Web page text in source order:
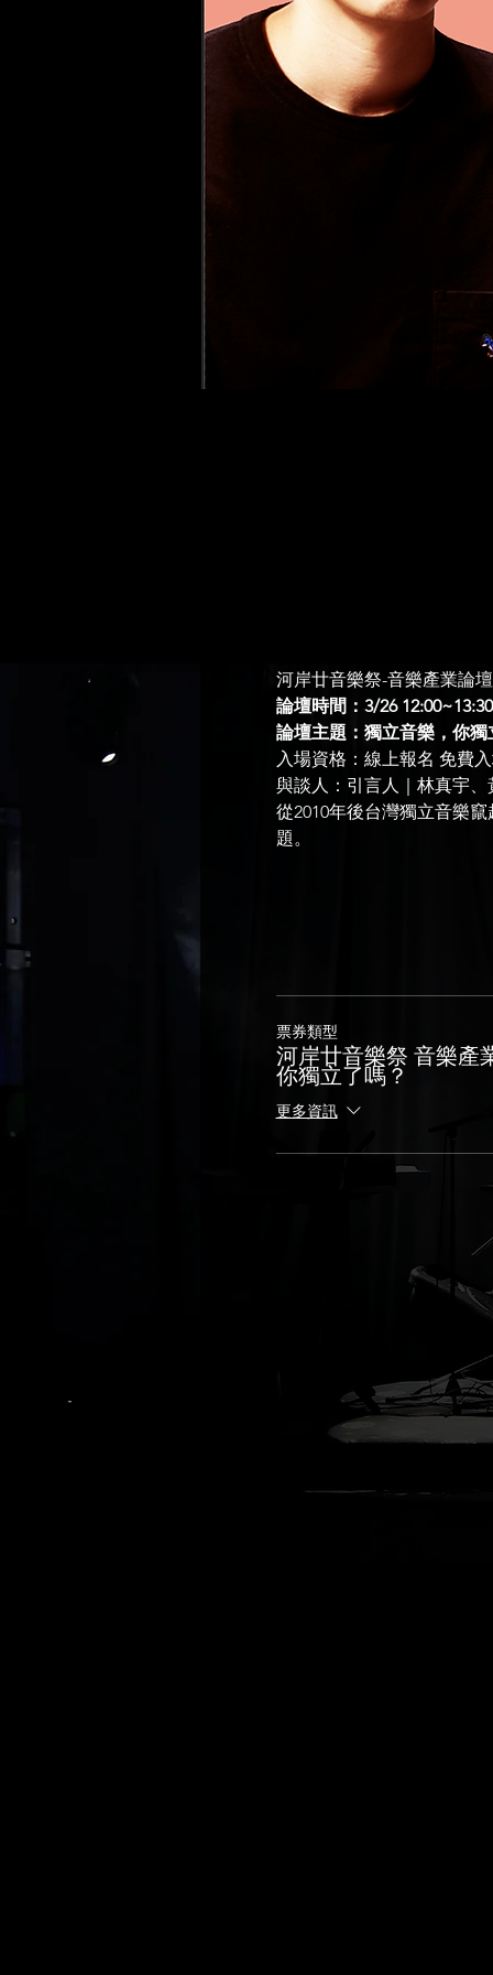
河岸廿音樂祭-音樂產業論
論壇時間：3/26
論壇主題：獨立音樂，你獨
入場資格：線上報名 免費
與談人：引言人｜林真宇
從2010年後台灣獨立音樂
題。
票券類型
河岸廿音樂祭 音樂產
你獨立了嗎？
更多資訊